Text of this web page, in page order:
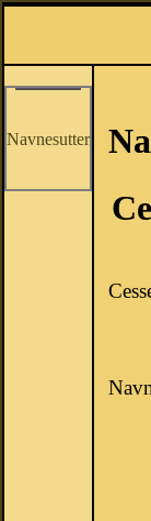
Navnesutter